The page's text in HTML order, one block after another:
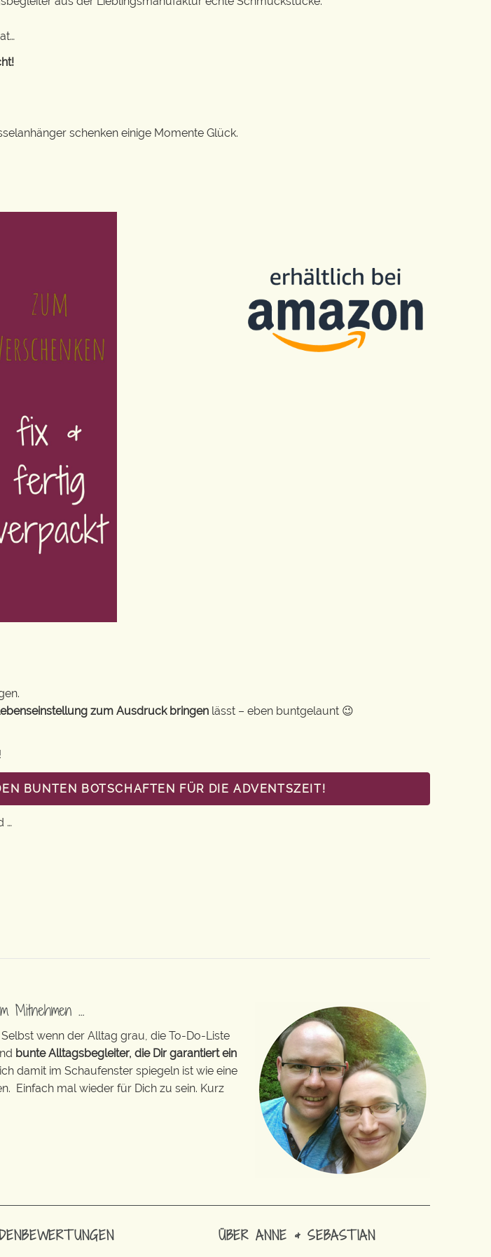
schenken einige Momente Glück.
zum Ausdruck bringen lässt – eben buntgelaunt 😉
BUNTEN BOTSCHAFTEN FÜR DIE ADVENTSZEIT!
…
Mitnehmen …
wenn der Alltag grau, die To-Do-Liste
bunte Alltagsbegleiter, die Dir garantiert ein
damit im Schaufenster spiegeln ist wie eine
Einfach mal wieder für Dich zu sein. Kurz
ÜBER ANNE & SEBASTIAN